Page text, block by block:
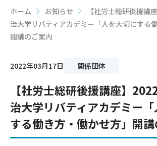
ホーム >
お知らせ
【社労士総研後援講
治大学リバティアカデミー「人を大切にする
開講のご案内
2022年03月17日 関係団体
【社労士総研後援講座】
治大学リバティアカデミー
する働き方・働かせ方」開